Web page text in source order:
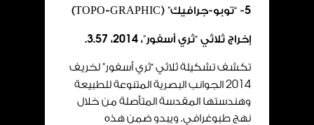
5- “توبو-جرافيك” (TOPO-GRAPHIC
)
إخراج ثلاثي “ثري أسفور”، 2014، 3.57
.
تكشف تشكيلة ثلاثي “ثري أسفور” لخريف
2014الجوانب البصرية المتنوعة للطبيعة
وهندستها المقدسة المتأصلة من خلال
نهج طبوغرافي. ويبدو ضمن هذه